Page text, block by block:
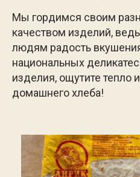
Мы гордимся своим
качеством изделий,
людям радость
национальных
изделия, ощутите тепло
домашнего хлеба!